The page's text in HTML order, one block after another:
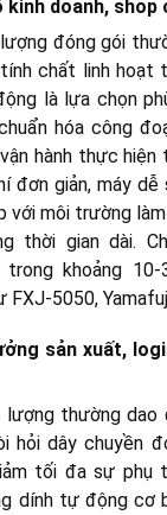
kinh doanh, shop
lượng đóng gói
chất linh hoạt
là lựa chọn
hóa công
hành thực
đơn giản, máy
với môi trường
thời gian dài.
trong khoảng
FXJ-5050,
sản xuất,
lượng thường
hỏi dây chuyền
tối đa sự phụ
dính tự động cơ